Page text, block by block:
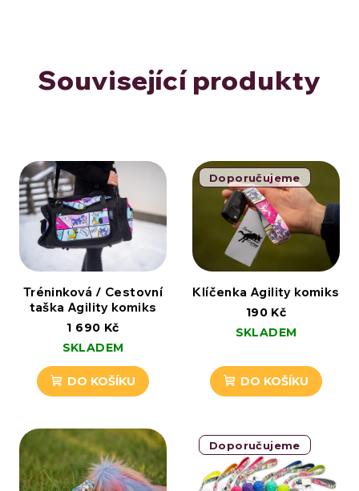
Související produkty
Tréninková / Cestovní
taška Agility komiks
1 690 Kč
SKLADEM
DO KOŠÍKU
Doporučujeme
Klíčenka Agility komiks
190 Kč
SKLADEM
DO KOŠÍKU
Doporučujeme